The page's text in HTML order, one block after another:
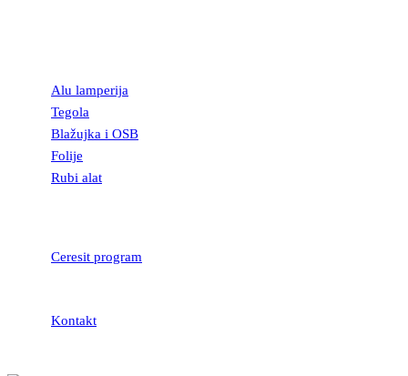
Alu lamperija
Tegola
Blažujka i OSB
Folije
Rubi alat
Ceresit program
Kontakt